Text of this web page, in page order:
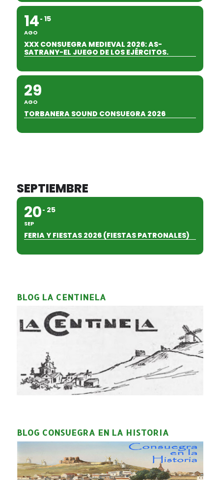
14
AGO
15
XXX CONSUEGRA MEDIEVAL 2026: AS-
SATRANY-EL JUEGO DE LOS EJÉRCITOS.
29
AGO
TORBANERA SOUND CONSUEGRA 2026
SEPTIEMBRE
20
SEP
25
FERIA Y FIESTAS 2026 (FIESTAS PATRONALES)
BLOG LA CENTINELA
BLOG CONSUEGRA EN LA HISTORIA